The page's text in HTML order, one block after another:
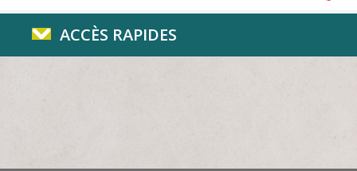
ACCÈS RAPIDES